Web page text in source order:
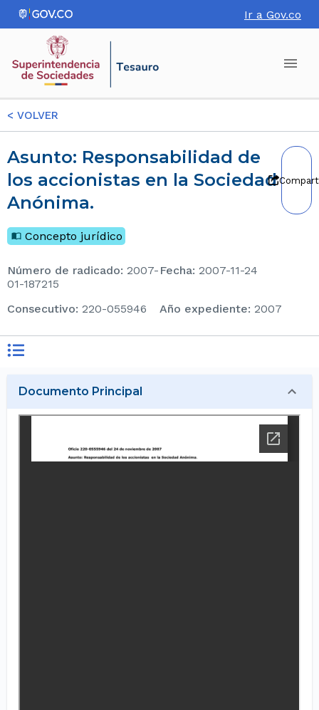
Ir a Gov.co
< VOLVER
Asunto: Responsabilidad de
los accionistas en la Sociedad
Anónima.
Concepto jurídico
Número de radicado: 2007-
01-187215
Fecha: 2007-11-24
consecutivo: 220-055946 Año expediente: 2007
Documento Principal